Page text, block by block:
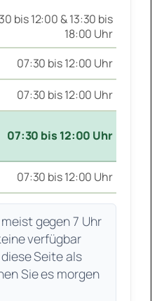
bis 12:00 & 13:30 bis
18:00 Uhr
07:30 bis 12:00 Uhr
07:30 bis 12:00 Uhr
07:30 bis 12:00 Uhr
07:30 bis 12:00 Uhr
gegen 7 Uhr
verfügbar
Seite als
Sie es morgen